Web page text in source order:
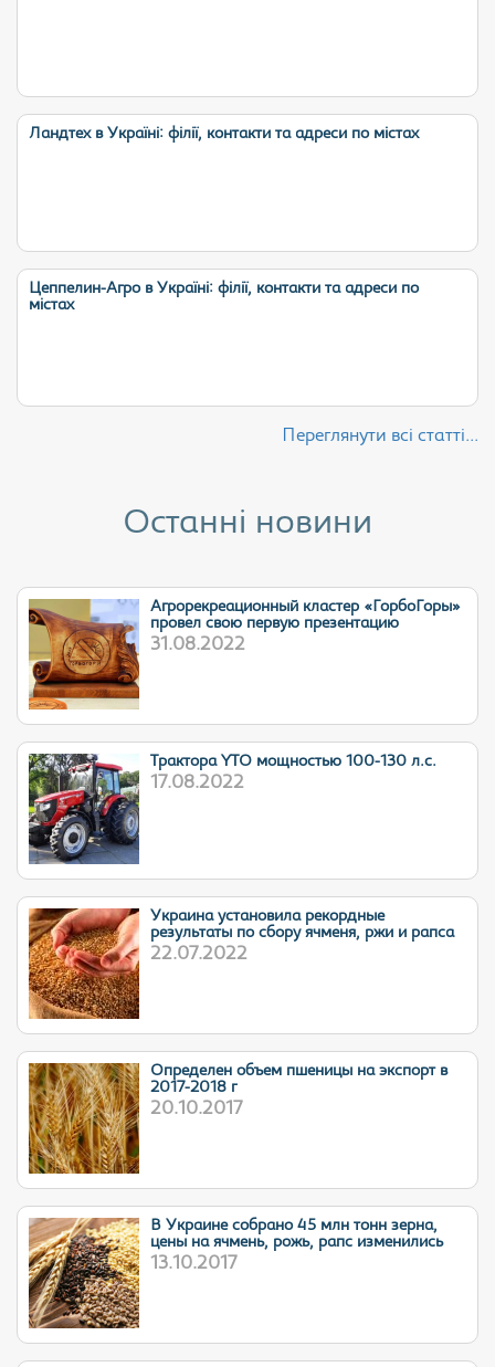
Ландтех в Україні: філії, контакти та адреси по містах
Цеппелин-Агро в Україні: філії, контакти та адреси по
містах
Переглянути всі статті...
Останні новини
Агрорекреационный кластер «ГорбоГоры»
провел свою первую презентацию
31.08.2022
Трактора YTO мощностью 100-130 л.с.
17.08.2022
Украина установила рекордные
результаты по сбору ячменя, ржи и рапса
22.07.2022
Определен объем пшеницы на экспорт в
2017-2018 г
20.10.2017
В Украине собрано 45 млн тонн зерна,
цены на ячмень, рожь, рапс изменились
13.10.2017